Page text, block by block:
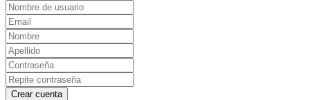
Crear cuenta